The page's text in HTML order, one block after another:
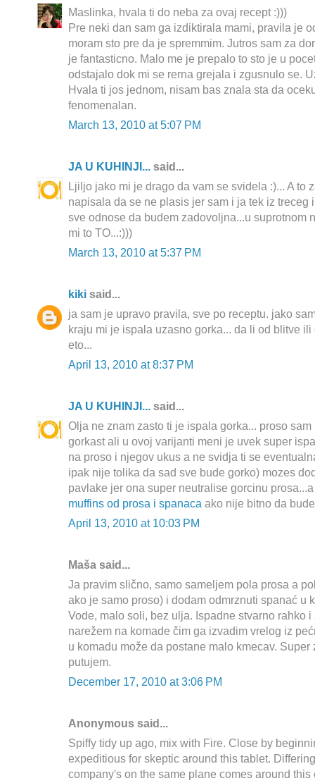
Maslinka, hvala ti do neba za ovaj recept :)))
Pre neki dan sam ga izdiktirala mami, pravila je
moram sto pre da je spremmim. Jutros sam za
je fantasticno. Malo me je prepalo to sto je u
odstajalo dok mi se rerna grejala i zgusnulo se.
Hvala ti jos jednom, nisam bas znala sta da
fenomenalan.
March 13, 2010 at 5:07 PM
JA U KUHINJI... said...
Ljiljo jako mi je drago da vam se svidela :)... A to
napisala da se ne plasis jer sam i ja tek iz treceg
sve odnose da budem zadovoljna...u suprotnom
mi to TO...:)))
March 13, 2010 at 5:37 PM
kiki said...
ja sam je upravo pravila, sve po receptu. jako
kraju mi je ispala uzasno gorka... da li od blitve
eto...
April 13, 2010 at 8:37 PM
JA U KUHINJI... said...
Olja ne znam zasto ti je ispala gorka... proso
gorkast ali u ovoj varijanti meni je uvek super
na proso i njegov ukus a ne svidja ti se
ipak nije tolika da sad sve bude gorko) mozes
pavlake jer ona super neutralise gorcinu
muffins od prosa i spanaca ako nije bitno da
April 13, 2010 at 10:03 PM
Maša said...
Ja pravim slično, samo sameljem pola prosa a
ako je samo proso) i dodam odmrznuti spanać u
Vode, malo soli, bez ulja. Ispadne stvarno rahko
narežem na komade čim ga izvadim vrelog iz
u komadu može da postane malo kmecav.
putujem.
December 17, 2010 at 3:06 PM
Anonymous said...
Spiffy tidy up ago, mix with Fire. Close by
expeditious for skeptic around this tablet.
company's on the same plane comes around